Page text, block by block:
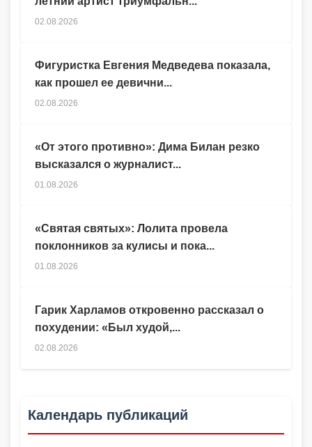
Гарик Харламов откровенно рассказал о
похудении: «Был худой,...
02.08.2026
02.08.2026
Фигуристка Евгения Медведева показала,
как прошел ее девични...
02.08.2026
«От этого противно»: Дима Билан резко
высказался о журналист...
01.08.2026
«Святая святых»: Лолита провела
поклонников за кулисы и пока...
01.08.2026
Календарь публикаций